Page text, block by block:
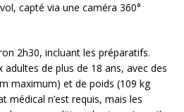
capté via une caméra 360°
2h30, incluant les préparatifs.
adultes de plus de 18 ans, avec des
maximum) et de poids (109 kg
médical n’est requis, mais les